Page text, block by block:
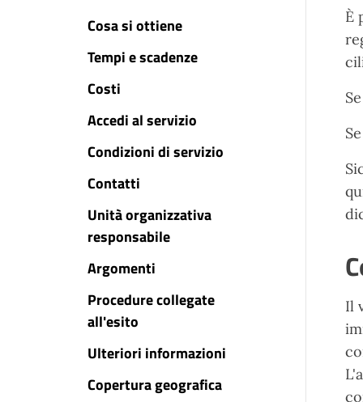
Cosa si ottiene
Tempi e scadenze
Costi
Accedi al servizio
Condizioni di servizio
Contatti
Unità organizzativa
responsabile
Argomenti
Procedure collegate
all'esito
Ulteriori informazioni
Copertura geografica
È
Il